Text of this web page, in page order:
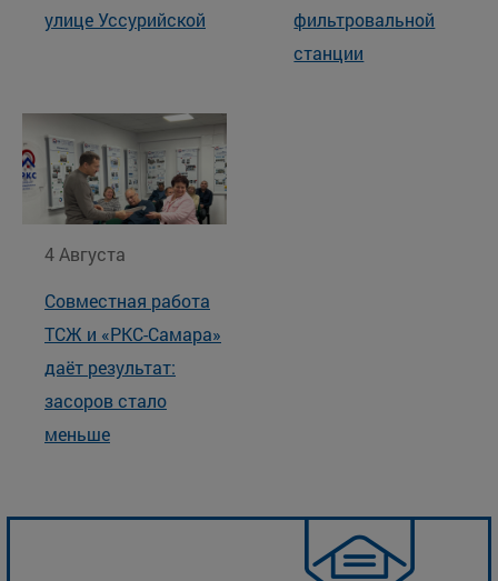
улице Уссурийской
фильтровальной
станции
4 Августа
Совместная работа
ТСЖ и «РКС-Самара»
даёт результат:
засоров стало
меньше